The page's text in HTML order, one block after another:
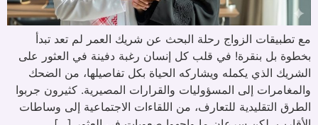
مع تطبيقات الزواج رحلة البحث عن شريك العمر لم تعد تبدأ
بخطوة بل بنقرة! في قلب كل إنسان رغبة دفينة في العثور على
الشريك الذي يكمله ويشاركه الحياة بكل تفاصيلها، من الضحك
والمغامرات إلى المسؤوليات والقرارات المصيرية. كثيرون جربوا
الطرق التقليدية للتعارف، من اللقاءات الاجتماعية إلى وساطات